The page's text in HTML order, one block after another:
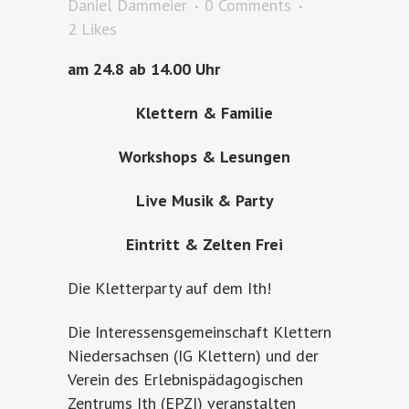
Daniel Dammeier
0 Comments
2 Likes
am 24.8 ab 14.00 Uhr
Klettern & Familie
Workshops & Lesungen
Live Musik & Party
Eintritt & Zelten Frei
Die Kletterparty auf dem Ith!
Die Interessensgemeinschaft Klettern
Niedersachsen (IG Klettern) und der
Verein des Erlebnispädagogischen
Zentrums Ith (EPZI) veranstalten